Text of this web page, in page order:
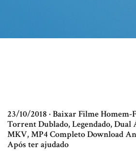
23/10/2018 · Baixar Filme Homem-
Torrent Dublado, Legendado, Dual
MKV, MP4 Completo Download
Após ter ajudado